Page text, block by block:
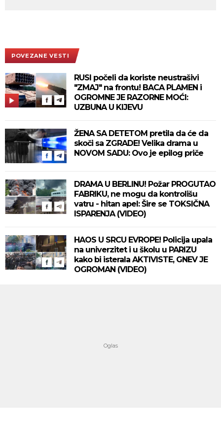
POVEZANE VESTI
RUSI počeli da koriste neustrašivi
"ZMAJ" na frontu! BACA PLAMEN i
OGROMNE JE RAZORNE MOĆI:
UZBUNA U KIJEVU
ŽENA SA DETETOM pretila da će da
skoči sa ZGRADE! Velika drama u
NOVOM SADU: Ovo je epilog priče
DRAMA U BERLINU! Požar PROGUTAO
FABRIKU, ne mogu da kontrolišu
vatru - hitan apel: Šire se TOKSIČNA
ISPARENJA (VIDEO)
HAOS U SRCU EVROPE! Policija upala
na univerzitet i u školu u PARIZU
kako bi isterala AKTIVISTE, GNEV JE
OGROMAN (VIDEO)